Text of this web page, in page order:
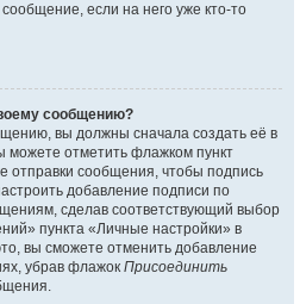
если на него уже кто-то
сообщению?
вы должны сначала создать её в
можете отметить флажком пункт
отправки сообщения, чтобы подпись
добавление подписи по
сделав соответствующий выбор
пункта «Личные настройки» в
вы сможете отменить добавление
убрав флажок Присоединить